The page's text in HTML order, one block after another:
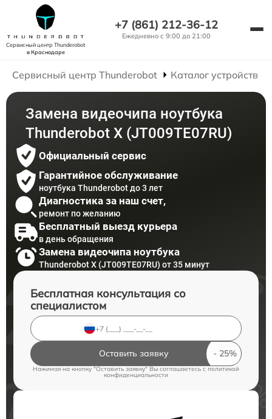
Сервисный центр Thunderobot
в Краснодаре
+7 (861) 212-36-12
Ежедневно с 9:00 до 21:00
Сервисный центр Thunderobot Каталог устройств
Замена видеочипа ноутбука
Thunderobot X (JT009TE07RU)
Официальный сервис
Гарантийное обслуживание
ноутбука Thunderobot до 3 лет
Диагностика за наш счет,
ремонт по желанию
Бесплатный выезд курьера
в день обращения
Замена видеочипа ноутбука
Thunderobot X (JT009TE07RU) от 35 минут
Бесплатная консультация со
специалистом
Оставить заявку
Нажимая на кнопку "Оставить заявку" Вы соглашаетесь cполитикой
конфиденциальности